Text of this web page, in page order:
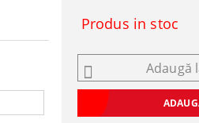
Produs in stoc
Adaugă